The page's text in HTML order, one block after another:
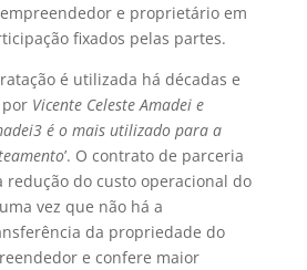
e proprietário em
fixados pelas partes.
é utilizada há décadas e
Vicente Celeste Amadei e
é o mais utilizado para a
’. O contrato de parceria
redução do custo operacional do
vez que não há a
da propriedade do
e confere maior